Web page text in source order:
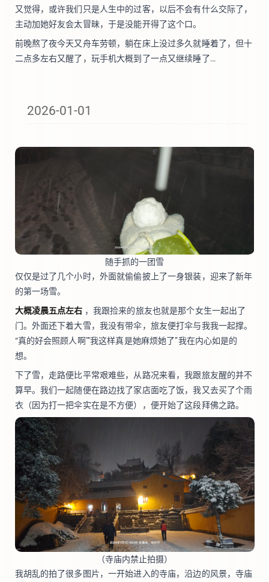
又觉得，或许我们只是人生中的过客，以后不会有什么交际了，
主动加她好友会太冒昧，于是没能开得了这个口。
前晚熬了夜今天又舟车劳顿，躺在床上没过多久就睡着了，但十
二点多左右又醒了，玩手机大概到了一点又继续睡了…
2026-01-01
随手抓的一团雪
仅仅是过了几个小时，外面就偷偷披上了一身银装，迎来了新年
的第一场雪。
大概凌晨五点左右 ，我跟捡来的旅友也就是那个女生一起出了
门。外面还下着大雪，我没有带伞，旅友便打伞与我我一起撑。
“真的好会照顾人啊""我这样真是她麻烦她了”我在内心如是的
想。
下了雪，走路便比平常艰难些，从路况来看，我跟旅友醒的并不
算早。我们一起随便在路边找了家店面吃了饭，我又去买了个雨
衣（因为打一把伞实在是不方便），便开始了这段拜佛之路。
（寺庙内禁止拍摄）
我胡乱的拍了很多图片，一开始进入的寺庙，沿边的风景，寺庙